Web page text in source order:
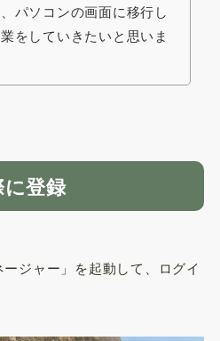
パソコンの画面に移行し
をしていきたいと思いま
に登録
ジャー」を起動して、ログイ